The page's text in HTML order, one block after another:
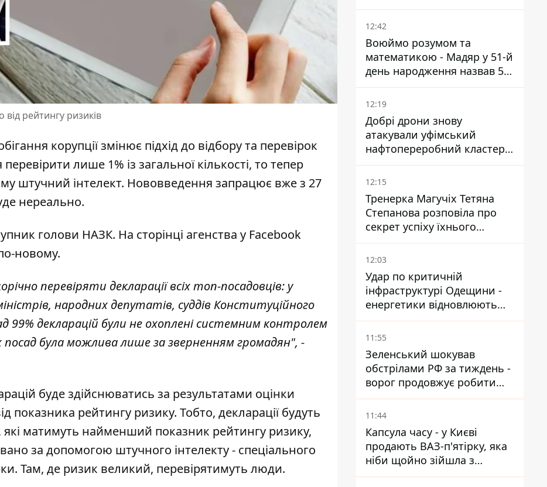
рейтингу ризиків
корупціїзмінює підхід до відбору та перевірок
лише 1% із загальної кількості, то тепер
штучний інтелект. Нововведення запрацює вже з 27
нереально.
голови НАЗК. На сторінці агенства у Facebook
новому.
перевіряти декларації всіх топ-посадовців: у
народних депутатів, суддів Конституційного
99% декларацій були не охоплені системним контролем
посад була можлива лише за зверненням громадян", -
буде здійснюватись за результатами оцінки
показника рейтингу ризику. Тобто, декларації будуть
які матимуть найменший показник рейтингу ризику,
за допомогою штучного інтелекту - спеціального
Там, де ризик великий, перевірятимуть люди.
потребує посилення
12:42
Воюймо розумом та
математикою - Мадяр у 51-й
день народження назвав 5
умов поразки РФ
12:19
Добрі дрони знову
атакували уфімський
нафтопереробний кластер -
один упав на недобудову
12:15
Тренерка Магучіх Тетяна
Степанова розповіла про
секрет успіху їхнього
тандему
12:03
Удар по критичній
інфраструктурі Одещини -
енергетики відновлюють
світло
11:55
Зеленський шокував
обстрілами РФ за тиждень -
ворог продовжує робити
ставку на балістичний
терор
11:44
Капсула часу - у Києві
продають ВАЗ-п'ятірку, яка
ніби щойно зійшла з
конвейєра